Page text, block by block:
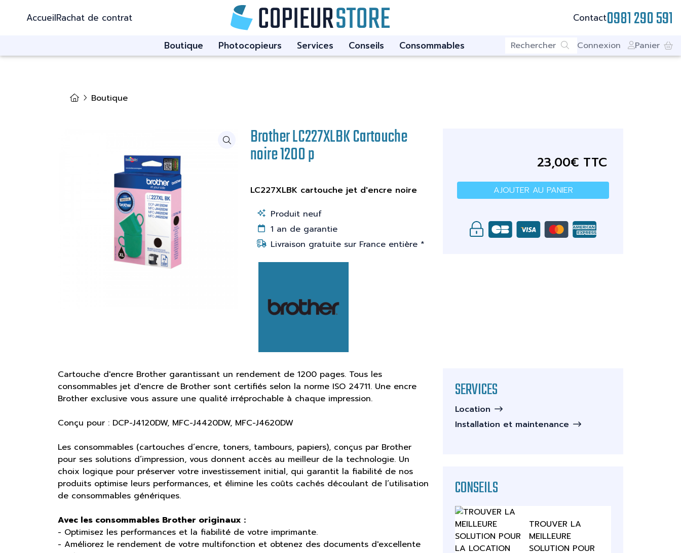
AccueilRachat de contrat
Boutique Photocopieurs Services Conseils Consommables
Contact0981 290 591
Connexion Panier
Boutique
Brother LC227XLBK Cartouche
noire 1200 p
LC227XLBK cartouche jet d'encre noire
Produit neuf
1 an de garantie
Livraison gratuite sur France entière *
23,00€ TTC
AJOUTER AU PANIER
Cartouche d'encre Brother garantissant un rendement de 1200 pages. Tous les
consommables jet d'encre de Brother sont certifiés selon la norme ISO 24711. Une encre
Brother exclusive vous assure une qualité irréprochable à chaque impression.
Conçu pour : DCP-J4120DW, MFC-J4420DW, MFC-J4620DW
Les consommables (cartouches d’encre, toners, tambours, papiers), conçus par Brother
pour ses solutions d’impression, vous donnent accès au meilleur de la technologie. Un
choix logique pour préserver votre investissement initial, qui garantit la fiabilité de nos
produits optimise leurs performances, et élimine les coûts cachés découlant de l’utilisation
de consommables génériques.
Avec les consommables Brother originaux :
- Optimisez les performances et la fiabilité de votre imprimante.
- Améliorez le rendement de votre multifonction et obtenez des documents d'excellente
SERVICES
Location
Installation et maintenance
CONSEILS
TROUVER LA
MEILLEURE
SOLUTION POUR